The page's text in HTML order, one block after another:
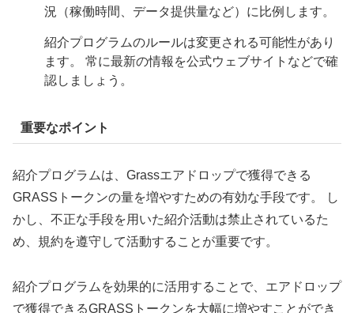
況（稼働時間、データ提供量など）に比例します。
紹介プログラムのルールは変更される可能性があり
ます。 常に最新の情報を公式ウェブサイトなどで確
認しましょう。
重要なポイント
紹介プログラムは、Grassエアドロップで獲得できる
GRASSトークンの量を増やすための有効な手段です。 し
かし、不正な手段を用いた紹介活動は禁止されているた
め、規約を遵守して活動することが重要です。
紹介プログラムを効果的に活用することで、エアドロップ
で獲得できるGRASSトークンを大幅に増やすことができ